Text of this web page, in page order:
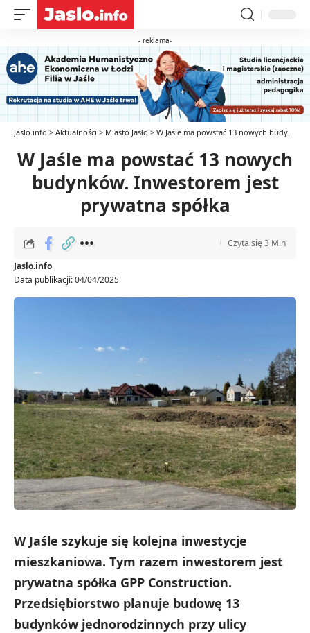
- reklama-
Jaslo.info > Aktualności > Miasto Jasło > W Jaśle ma powstać 13 nowych budynków. Inwestorem jest prywatna spółka
W Jaśle ma powstać 13 nowych
budynków. Inwestorem jest
prywatna spółka
Data publikacji: 04/04/2025
Jaslo.info
Czyta się 3 Min
W Jaśle szykuje się kolejna inwestycje
mieszkaniowa. Tym razem inwestorem jest
prywatna spółka GPP Construction.
Przedsiębiorstwo planuje budowę 13
budynków jednorodzinnych przy ulicy